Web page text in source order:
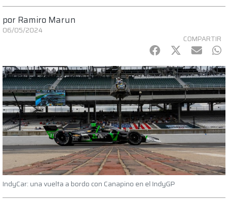
por Ramiro Marun
06/05/2024
COMPARTIR
Facebook
Twitter
mail
IndyCar: una vuelta a bordo con Canapino en el IndyGP